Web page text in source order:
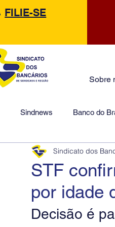
FILIE-SE
Sobre
Sindnews Banco do
HSBC
STF
por idade
Sindicato dos
Decisão é